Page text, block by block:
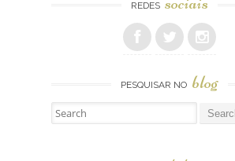
REDES
PESQUISAR NO blog
Pesquisar